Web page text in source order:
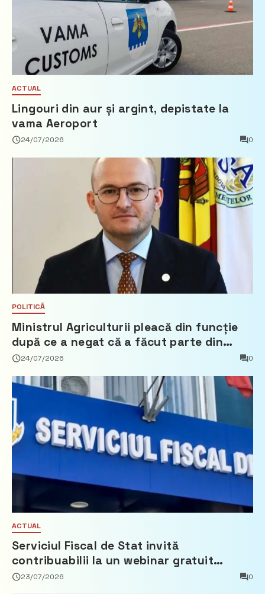
ACTUAL
Lingouri din aur și argint, depistate la
vama Aeroport
24/07/2026 0
POLITICĂ
Ministrul Agriculturii pleacă din funcție
după ce a negat că a făcut parte din
Partidul Democrat
24/07/2026 0
ACTUAL
Serviciul Fiscal de Stat invită
contribuabilii la un webinar gratuit
privind calculul impozitului pe bunurile
23/07/2026 0